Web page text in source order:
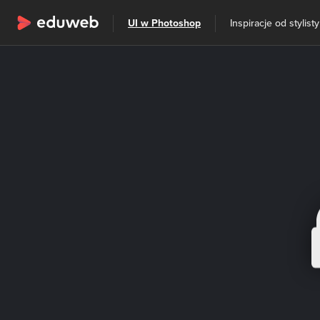
Wszystkie kategorie Szkolenia
UI w Photoshop Inspiracje od